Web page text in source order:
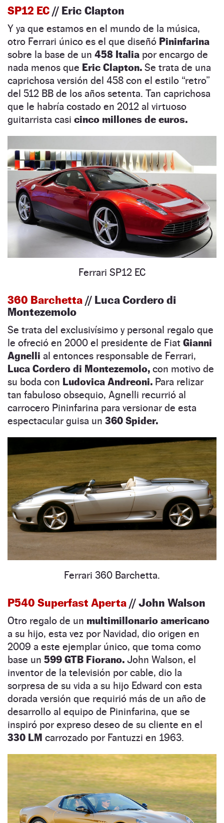
SP12 EC // Eric Clapton
Y ya que estamos en el mundo de la música,
otro Ferrari único es el que diseñó Pininfarina
sobre la base de un 458 Italia por encargo de
nada menos que Eric Clapton. Se trata de una
caprichosa versión del 458 con el estilo “retro”
del 512 BB de los años setenta. Tan caprichosa
que le habría costado en 2012 al virtuoso
guitarrista casi cinco millones de euros.
Ferrari SP12 EC
360 Barchetta // Luca Cordero di
Montezemolo
Se trata del exclusivísimo y personal regalo que
le ofreció en 2000 el presidente de Fiat Gianni
Agnelli al entonces responsable de Ferrari,
Luca Cordero di Montezemolo, con motivo de
su boda con Ludovica Andreoni. Para relizar
tan fabuloso obsequio, Agnelli recurrió al
carrocero Pininfarina para versionar de esta
espectacular guisa un 360 Spider.
Ferrari 360 Barchetta.
P540 Superfast Aperta // John Walson
Otro regalo de un multimillonario americano
a su hijo, esta vez por Navidad, dio origen en
2009 a este ejemplar único, que toma como
base un 599 GTB Fiorano. John Walson, el
inventor de la televisión por cable, dio la
sorpresa de su vida a su hijo Edward con esta
dorada versión que requirió más de un año de
desarrollo al equipo de Pininfarina, que se
inspiró por expreso deseo de su cliente en el
330 LM carrozado por Fantuzzi en 1963.